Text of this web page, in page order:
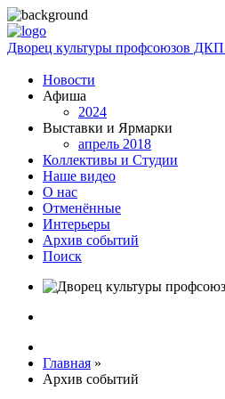
Дворец культуры профсоюзов
Новости
Афиша
2024
Выставки и Ярмарки
апрель 2018
Коллективы и Студии
Наше видео
О нас
Отменённые
Интерьеры
Архив событий
Поиск
Главная »
Архив событий